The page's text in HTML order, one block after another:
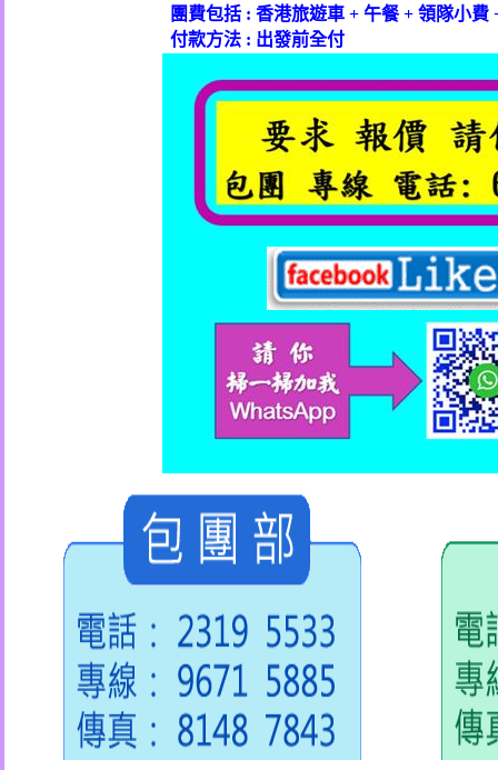
團費包括 :香港旅遊車 +午餐+領隊小費
付款方法 : 出發前全付